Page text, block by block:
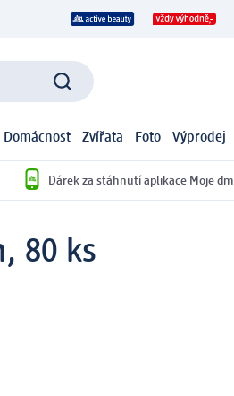
Domácnost Zvířata Foto Výprodej
Dárek za stáhnutí aplikace Moje dm
80 ks